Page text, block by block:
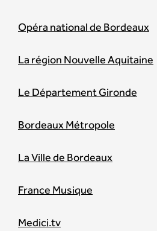
Opéra national de Bordeaux
La région Nouvelle Aquitaine
Le Département Gironde
Bordeaux Métropole
La Ville de Bordeaux
France Musique
Medici.tv